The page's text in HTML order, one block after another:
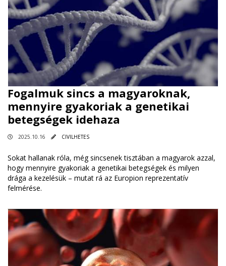
Fogalmuk sincs a magyaroknak,
mennyire gyakoriak a genetikai
betegségek idehaza
2025.10.16 CIVILHETES
Sokat hallanak róla, még sincsenek tisztában a magyarok azzal,
hogy mennyire gyakoriak a genetikai betegségek és milyen
drága a kezelésük – mutat rá az Europion reprezentatív
felmérése.